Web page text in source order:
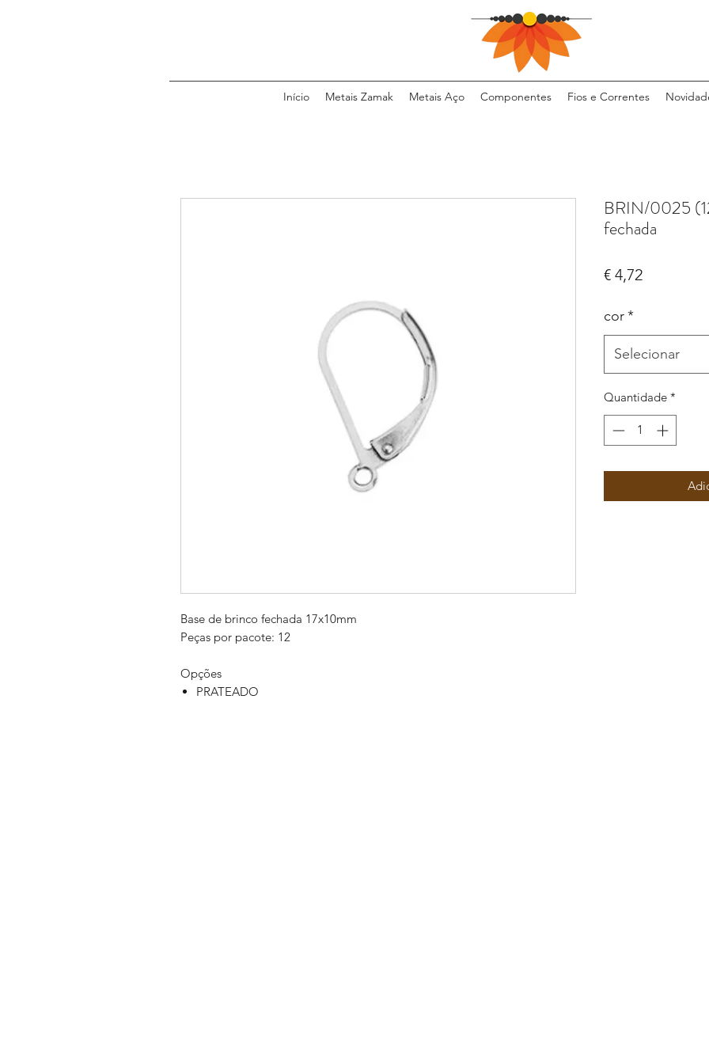
Início Metais Zamak Metais Aço Componentes Fios e Correntes
Base de brinco fechada 17x10mm
Peças por pacote: 12
Opções
PRATEADO
BRIN/0025
fechada
€ 4,72Preço
cor*
Selecionar
Quantidade *